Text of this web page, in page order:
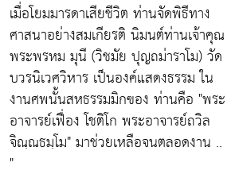
เมื่อโยมมารดาเสียชีวิต ท่านจัดพิธีทาง
ศาสนาอย่างสมเกียรติ นิมนต์ท่านเจ้าคุณ
พระพรหม มุนี (วิชมัย ปุญถม่าราโม) วัด
บวรนิเวศวิหาร เป็นองค์แสดงธรรม ใน
งานศพนั้นสหธรรมมิกฃอง ท่านคือ "พระ
อาจารย์เฟื่อง โชติโก พระอาจารย์ถวิล
จิณฺณธมฺโม"มาช่วยเหลือจนตลอดงาน ..
"